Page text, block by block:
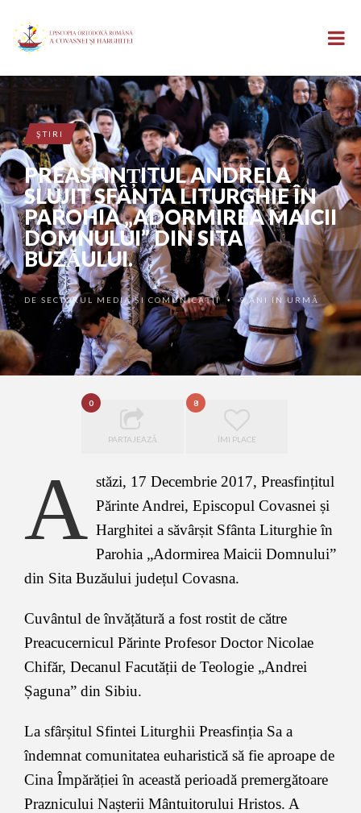
ŞTIRI
PREASFINȚITUL ANDREI A
SLUJIT SFÂNTA LITURGHIE ÎN
PAROHIA „ADORMIREA MAICII
DOMNULUI” DIN SITA
BUZĂULUI.
DE SECTORUL MEDIA ȘI COMUNICAȚII •9 ANI ÎN URMĂ
0
PARTAJEAZĂ
8
ÎMI PLACE
A stăzi, 17 Decembrie 2017, Preasfințitul
Părinte Andrei, Episcopul Covasnei și
Harghitei a săvârșit Sfânta Liturghie în
Parohia „Adormirea Maicii Domnului”
din Sita Buzăului județul Covasna.
Cuvântul de învățătură a fost rostit de către
Preacucernicul Părinte Profesor Doctor Nicolae
Chifăr, Decanul Facutății de Teologie „Andrei
Șaguna” din Sibiu.
La sfârșitul Sfintei Liturghii Preasfinția Sa a
îndemnat comunitatea euharistică să fie aproape de
Cina Împărăției în această perioadă premergătoare
Praznicului Nașterii Mântuitorului Hristos. A